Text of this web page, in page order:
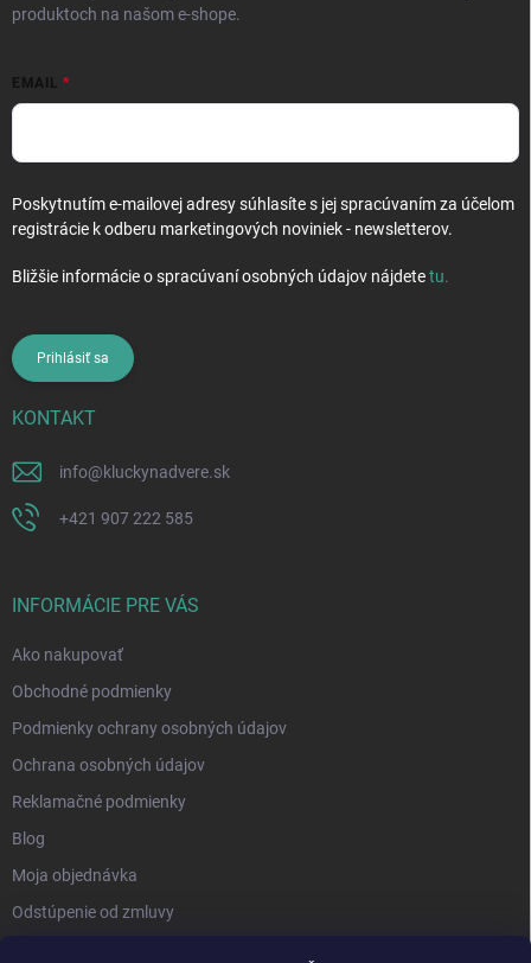
produktoch na našom e-shope.
EMAIL
Poskytnutím e-mailovej adresy súhlasíte s jej spracúvaním za účelom
registrácie k odberu marketingových noviniek - newsletterov.
Bližšie informácie o spracúvaní osobných údajov nájdetetu.
Prihlásiť sa
KONTAKT
info@kluckynadvere.sk
+421 907 222 585
INFORMÁCIE PRE VÁS
Ako nakupovať
Obchodné podmienky
Podmienky ochrany osobných údajov
Ochrana osobných údajov
Reklamačné podmienky
Blog
Moja objednávka
Odstúpenie od zmluvy